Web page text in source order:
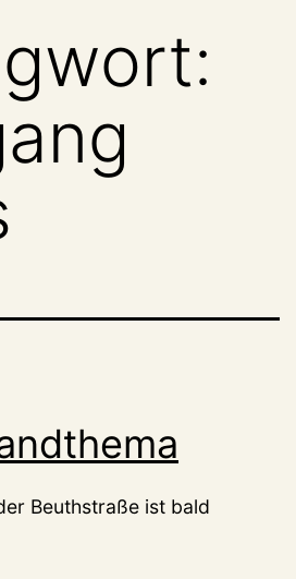
Beuthstraße ist bald